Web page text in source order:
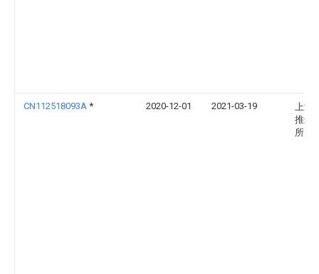
CN112518093A * 2020-12-01 2021-03-19
上海
推进
所